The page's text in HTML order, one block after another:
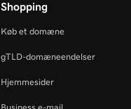
Shopping
Køb et domæne
gTLD-domæneendelser
Hjemmesider